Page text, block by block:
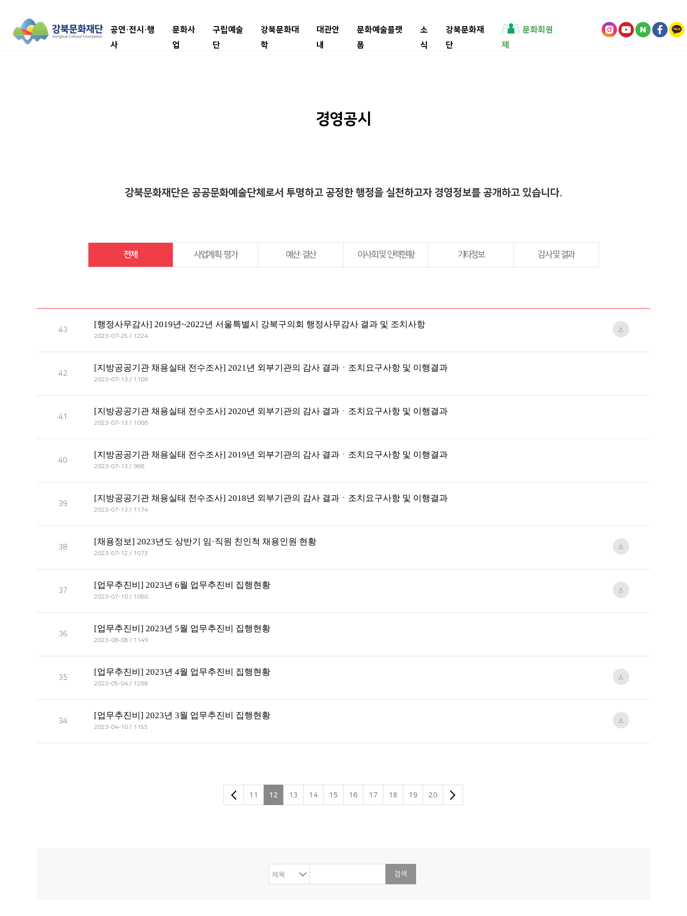
공연·전시·행
사
문화사
업
구립예술
단
강북문화대
학
대관안
내
문화예술플랫
폼
소
식
강북문화재
단
문화회원
제
경영공시
강북문화재단은 공공문화예술단체로서 투명하고 공정한 행정을 실천하고자 경영정보를 공개하고 있습니다.
전체 사업계획·평가 예산·결산 이사회 및 인력현황 기타정보 감사 및 결과
43
[행정사무감사] 2019년~2022년 서울특별시 강북구의회 행정사무감사 결과 및 조치사항
2023-07-25 / 1224
42
[지방공공기관 채용실태 전수조사] 2021년 외부기관의 감사 결과ㆍ조치요구사항 및 이행결과
2023-07-13 / 1106
41
[지방공공기관 채용실태 전수조사] 2020년 외부기관의 감사 결과ㆍ조치요구사항 및 이행결과
2023-07-13 / 1066
40
[지방공공기관 채용실태 전수조사] 2019년 외부기관의 감사 결과ㆍ조치요구사항 및 이행결과
2023-07-13 / 986
39
[지방공공기관 채용실태 전수조사] 2018년 외부기관의 감사 결과ㆍ조치요구사항 및 이행결과
2023-07-13 / 1174
38
[채용정보] 2023년도 상반기 임·직원 친인척 채용인원 현황
2023-07-12 / 1073
37
[업무추진비] 2023년 6월 업무추진비 집행현황
2023-07-10 / 1080
36
[업무추진비] 2023년 5월 업무추진비 집행현황
2023-06-08 / 1149
35
[업무추진비] 2023년 4월 업무추진비 집행현황
2023-05-04 / 1268
34
[업무추진비] 2023년 3월 업무추진비 집행현황
2023-04-10 / 1155
11 12 13 14 15 16 17 18 19 20
검색